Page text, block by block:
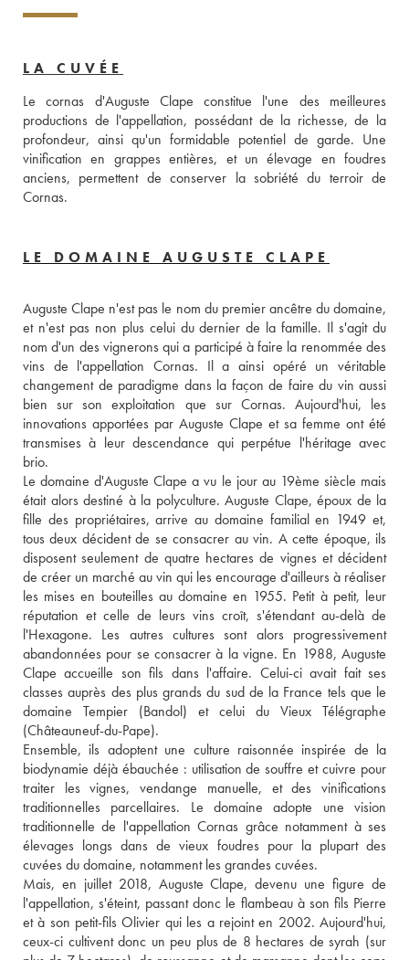
LA CUVÉE
Le cornas d'Auguste Clape constitue l'une des meilleures
productions de l'appellation, possédant de la richesse, de la
profondeur, ainsi qu'un formidable potentiel de garde. Une
vinification en grappes entières, et un élevage en foudres
anciens, permettent de conserver la sobriété du terroir de
Cornas.
LE DOMAINE AUGUSTE CLAPE
Auguste Clape n'est pas le nom du premier ancêtre du domaine,
et n'est pas non plus celui du dernier de la famille. Il s'agit du
nom d'un des vignerons qui a participé à faire la renommée des
vins de l'appellation Cornas. Il a ainsi opéré un véritable
changement de paradigme dans la façon de faire du vin aussi
bien sur son exploitation que sur Cornas. Aujourd'hui, les
innovations apportées par Auguste Clape et sa femme ont été
transmises à leur descendance qui perpétue l'héritage avec
brio.
Le domaine d'Auguste Clape a vu le jour au 19ème siècle mais
était alors destiné à la polyculture. Auguste Clape, époux de la
fille des propriétaires, arrive au domaine familial en 1949 et,
tous deux décident de se consacrer au vin. A cette époque, ils
disposent seulement de quatre hectares de vignes et décident
de créer un marché au vin qui les encourage d'ailleurs à réaliser
les mises en bouteilles au domaine en 1955. Petit à petit, leur
réputation et celle de leurs vins croît, s'étendant au-delà de
l'Hexagone. Les autres cultures sont alors progressivement
abandonnées pour se consacrer à la vigne. En 1988, Auguste
Clape accueille son fils dans l'affaire. Celui-ci avait fait ses
classes auprès des plus grands du sud de la France tels que le
domaine Tempier (Bandol) et celui du Vieux Télégraphe
(Châteauneuf-du-Pape).
Ensemble, ils adoptent une culture raisonnée inspirée de la
biodynamie déjà ébauchée : utilisation de souffre et cuivre pour
traiter les vignes, vendange manuelle, et des vinifications
traditionnelles parcellaires. Le domaine adopte une vision
traditionnelle de l'appellation Cornas grâce notamment à ses
élevages longs dans de vieux foudres pour la plupart des
cuvées du domaine, notamment les grandes cuvées.
Mais, en juillet 2018, Auguste Clape, devenu une figure de
l'appellation, s'éteint, passant donc le flambeau à son fils Pierre
et à son petit-fils Olivier qui les a rejoint en 2002. Aujourd'hui,
ceux-ci cultivent donc un peu plus de 8 hectares de syrah (sur